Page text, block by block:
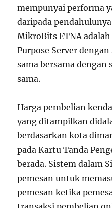
mempunyai performa
daripada
MikroBits ETNA
Purpose Server
sama bersama dengan
sama.
Harga pembelian
yang ditampilkan
berdasarkan kota
pada Kartu Tanda
berada. Sistem dalam
pemesan untuk
pemesan ketika